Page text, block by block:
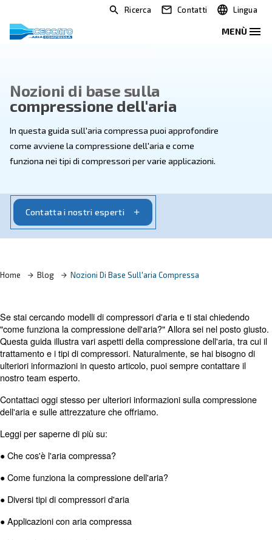
Ricerca Contatti
Nozioni di base sulla
compressione dell'aria
In questa guida sull'aria compressa puoi
funziona nei tipi di compressori per varie applicazioni.
Home Blog Nozioni Di Base Sull'aria Compressa
Se stai cercando modelli di compressori d'aria e ti stai
"come funziona la compressione dell'aria?" Allora sei
trattamento e i tipi di compressori. Naturalmente, se hai
ulteriori informazioni in questo articolo, puoi sempre
nostro team esperto.
Contattaci oggi stesso per ulteriori informazioni sulla
dell'aria e sulle attrezzature che offriamo.